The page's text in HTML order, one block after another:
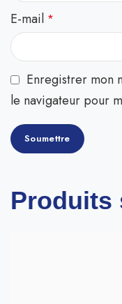
E-mail *
Enregistrer mon
le navigateur pour
Produits